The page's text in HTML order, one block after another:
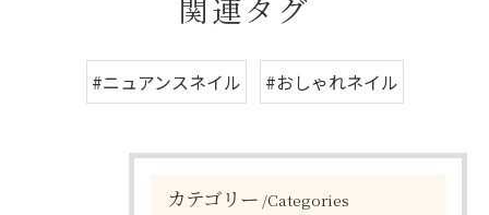
関連タグ
#ニュアンスネイル #おしゃれネイル
カテゴリー Categories